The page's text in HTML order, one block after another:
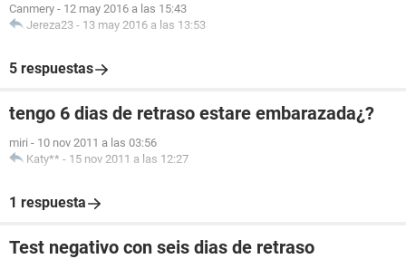
Canmery - 12 may 2016 a las 15:43
Jereza23 - 13 may 2016 a las 13:53
5 respuestas
tengo 6 dias de retraso estare embarazada¿?
miri - 10 nov 2011 a las 03:56
Katy** - 15 nov 2011 a las 12:27
1 respuesta
Test negativo con seis dias de retraso